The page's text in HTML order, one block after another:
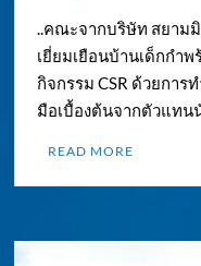
..คณะจากบริษัท สยาม
เยี่ยมเยือนบ้านเด็กกำ
กิจกรรม CSR ด้วยการ
มือเบื้องต้นจากตัวแทน
READ MORE